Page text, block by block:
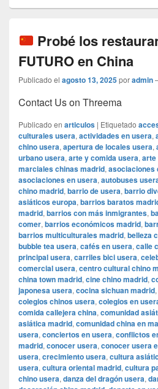
Probé los
FUTURO en China
Publicado el agosto 13, 2025poradmin
Contact Us on Threema
Publicado en articulos | Etiquetado
culturales usera, actividades en usera,
chino usera, apertura de locales usera,
urbano usera, arte y comida usera, arte
marciales chinas madrid, asociaciones
asociaciones en usera, autobuses
chino madrid, barrio de usera, barrio
asiáticos europa, barrios baratos
madrid, barrios con más inmigrantes,
comer, barrios económicos madrid,
barrios multiculturales madrid, belleza
bubble tea usera, cafés en usera, calle
principal usera, carriles bici usera,
comercial usera, centro cultural chino
china town madrid, cine chino madrid,
japonesa usera, cocina sichuan madrid,
colegios chinos usera, colegios en
comida callejera china, comunidad
asiática madrid, comunidad china en
usera, conciertos en usera, conflictos
madrid, conocer usera, conocer usera
usera, crecimiento usera, cultura
usera, cultura oriental madrid, cultura
chino usera, danza del dragón usera,